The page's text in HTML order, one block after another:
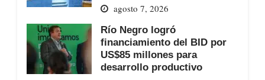
agosto 7, 2026
Río Negro logró
financiamiento del BID por
US$85 millones para
desarrollo productivo